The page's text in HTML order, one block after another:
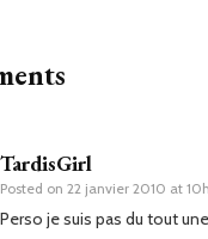
TardisGirl
Posted on 22 janvier 2010 at
Perso je suis pas du tout